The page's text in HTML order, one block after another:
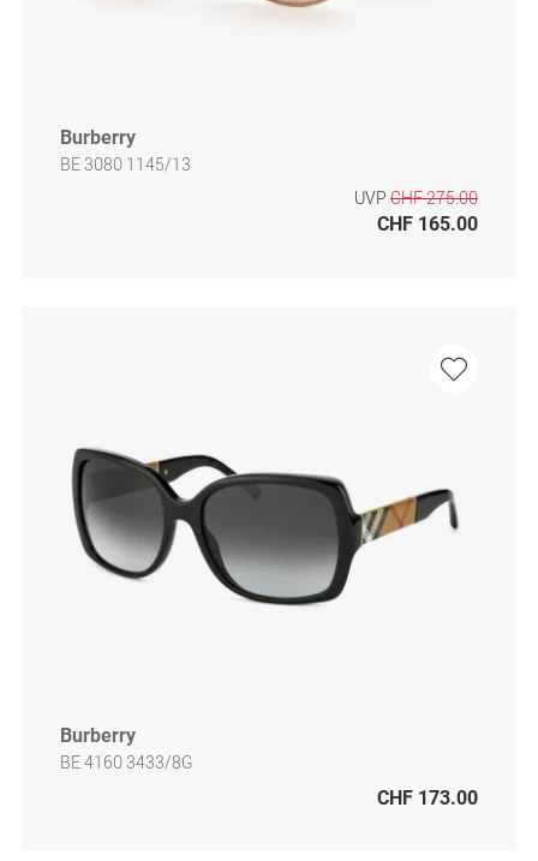
Burberry
BE 3080 1145/13
UVP CHF 275.00
CHF 165.00
Burberry
BE 4160 3433/8G
CHF 173.00